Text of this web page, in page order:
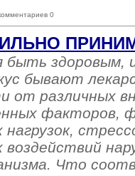
0
быть здоровым,
бывают
от различных
факторов,
нагрузок,
воздействий
Что